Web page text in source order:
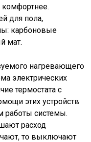
для пола,
карбоновые
мат.
нагревающего
электрических
термостата с
этих устройств
работы системы.
расход
то выключают